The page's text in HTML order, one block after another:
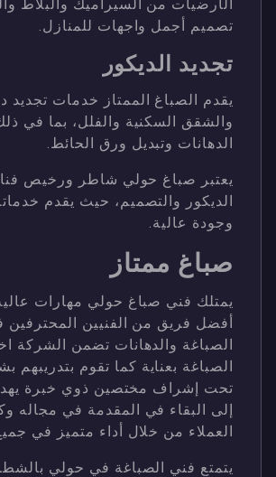
الأرضيات من السيراميك والبلاط
تصميم أجمل واجهات للمنازل.
تجديد الديكور
يقدم الصباغ الممتاز خدمات تجديد
والشقق السكنية والفلل، بما في
الدهانات وتبديل ورق الحائط.
يعتبر صباغ حولي شاطر ورخيص
الديكور والتصميم، حيث يقدم
وجودة عالية.
صباغ ممتاز
يمتلك فني صباغ حولي مهارات
أفضل فريق من الفنيين
الصباغة والدهانات تضمن الشركة
الصباغة بعناية كما تقوم بتدريبهم
تحت إشراف مختصين ذوي خبرة
إلى البقاء في المقدمة في مجاله
العملاء من خلال أداء متميز في
يتمتع فني الصباغة في حولي